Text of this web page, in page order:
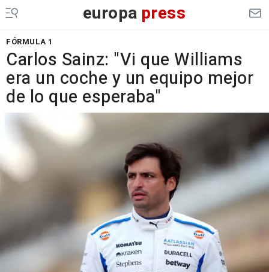
europa press
FÓRMULA 1
Carlos Sainz: "Vi que Williams
era un coche y un equipo mejor
de lo que esperaba"